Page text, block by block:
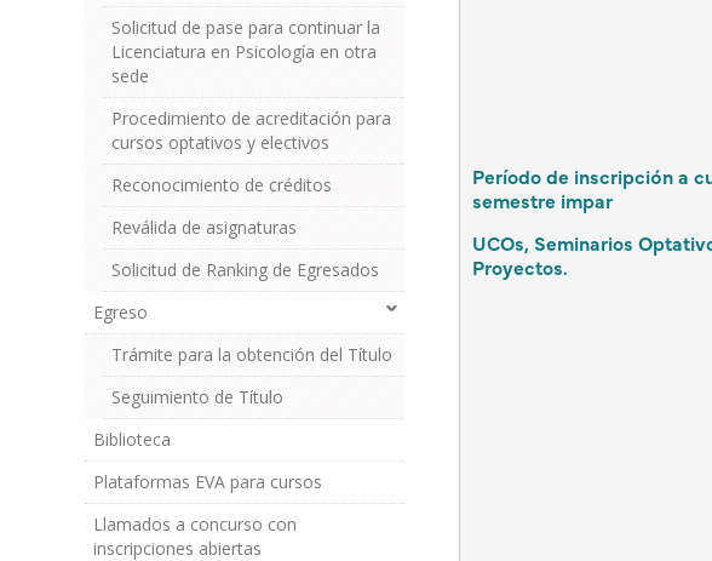
Solicitud de pase para continuar la
Licenciatura en Psicología en otra
sede
Procedimiento de acreditación para
cursos optativos y electivos
Reconocimiento de créditos
Reválida de asignaturas
Solicitud de Ranking de Egresados
Egreso
Trámite para la obtención del Título
Seguimiento de Título
Biblioteca
Plataformas EVA para cursos
Llamados a concurso con
inscripciones abiertas
Período de inscripción a
semestre impar
UCOs, Seminarios
Proyectos.